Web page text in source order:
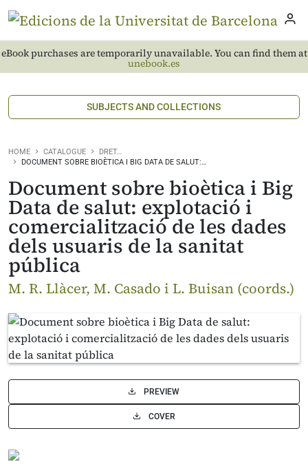
eBook purchases are temporarily unavailable. You can find them at
unebook.es
SUBJECTS AND COLLECTIONS
HOME CATALOGUE
DRET…
DOCUMENT SOBRE BIOÈTICA I BIG DATA DE SALUT:…
Document sobre bioètica i Big
Data de salut: explotació i
comercialització de les dades
dels usuaris de la sanitat
pública
M. R. Llàcer, M. Casado i L. Buisan (coords.)
PREVIEW
COVER